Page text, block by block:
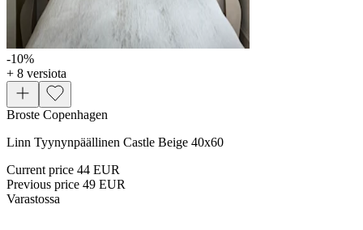
-10%
+ 8 versiota
Broste Copenhagen
Linn Tyynynpäällinen Castle Beige 40x60
Current price 44 EUR
Previous price 49 EUR
Varastossa